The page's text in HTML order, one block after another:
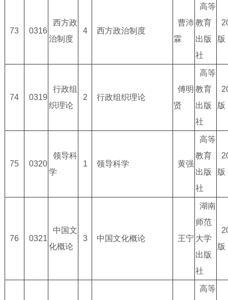
73 0316
西方政
治制度
4 西方政治制度
曹沛
霖
高等
教育
出版
社
版
74 0319
行政组
织理论
2 行政组织理论
傅明
贤
高等
教育
出版
社
版
75 0320
领导科
学
1 领导科学 黄强
高等
教育
出版
社
版
76 0321
中国文
化概论
3 中国文化概论 王宁
湖南
师范
大学
出版
社
版
高等